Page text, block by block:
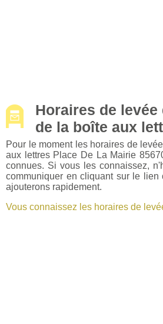
Horaires de
de la boîte aux
Pour le moment les horaires de
aux lettres Place De La Mairie
connues. Si vous les connaissez,
communiquer en cliquant sur le lien
ajouterons rapidement.
Vous connaissez les horaires de